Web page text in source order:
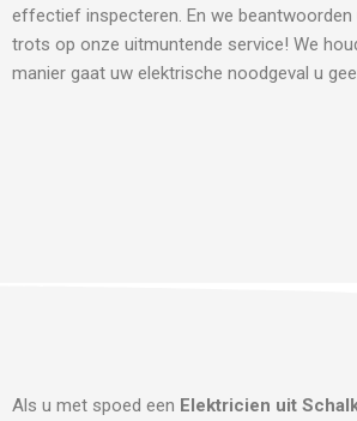
effectief inspecteren. En we
trots op onze uitmuntende service! We
manier gaat uw elektrische noodgeval u
Als u met spoed een Elektricien uit